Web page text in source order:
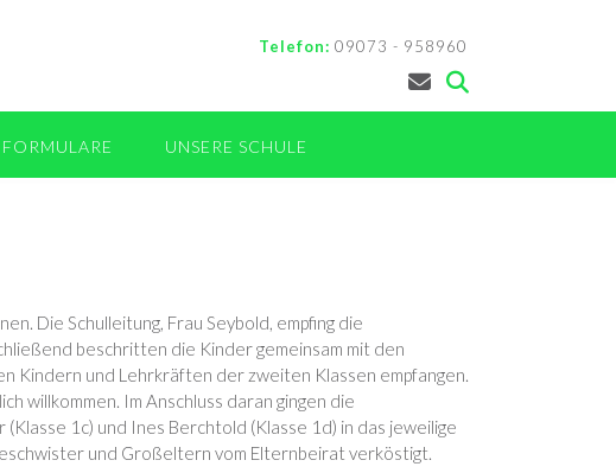
Telefon: 09073 - 958960
FORMULARE UNSERE SCHULE
Die Schulleitung, Frau Seybold, empfing die
beschritten die Kinder gemeinsam mit den
Kindern und Lehrkräften der zweiten Klassen empfangen.
willkommen. Im Anschluss daran gingen die
1c) und Ines Berchtold (Klasse 1d) in das jeweilige
und Großeltern vom Elternbeirat verköstigt.